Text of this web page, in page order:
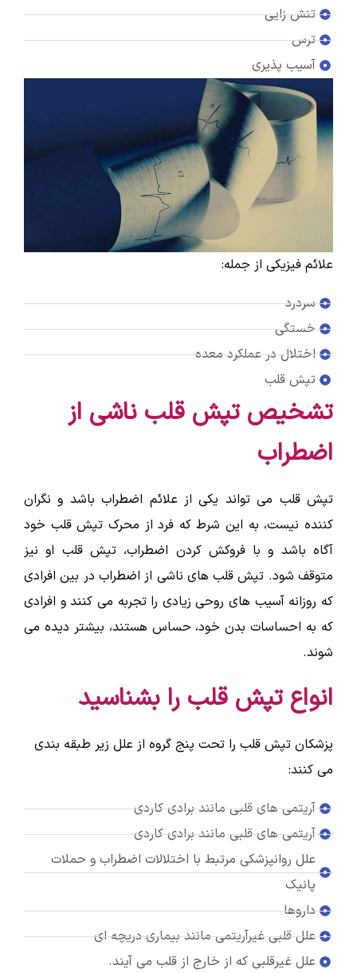
تنش زایی
ترس
آسیب پذیری
علائم فیزیکی از جمله:
سردرد
خستگی
اختلال در عملکرد معده
تپش قلب
تشخیص تپش قلب ناشی از
اضطراب
تپش قلب می تواند یکی از علائم اضطراب باشد و نگران
کننده نیست، به این شرط که فرد از محرک تپش قلب خود
آگاه باشد و با فروکش کردن اضطراب، تپش قلب او نیز
متوقف شود. تپش قلب های ناشی از اضطراب در بین افرادی
که روزانه آسیب های روحی زیادی را تجربه می کنند و افرادی
که به احساسات بدن خود، حساس هستند، بیشتر دیده می
شوند.
انواع تپش قلب را بشناسید
پزشکان تپش قلب را تحت پنج گروه از علل زیر طبقه بندی
می کنند:
آریتمی های قلبی مانند برادی کاردی
آریتمی های قلبی مانند برادی کاردی
علل روانپزشکی مرتبط با اختلالات اضطراب و حملات
پانیک
داروها
علل قلبی غیرآریتمی مانند بیماری دریچه ای
علل غیرقلبی که از خارج از قلب می آیند.